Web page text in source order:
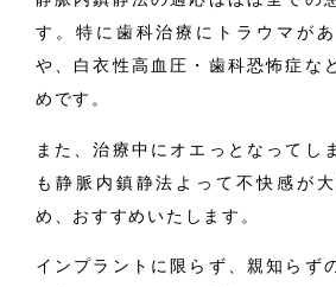
す。特に歯科治療にトラウマが
や、白衣性高血圧・歯科恐怖症な
めです。
また、治療中にオエっとなってし
も静脈内鎮静法よって不快感が
め、おすすめいたします。
インプラントに限らず、親知らず